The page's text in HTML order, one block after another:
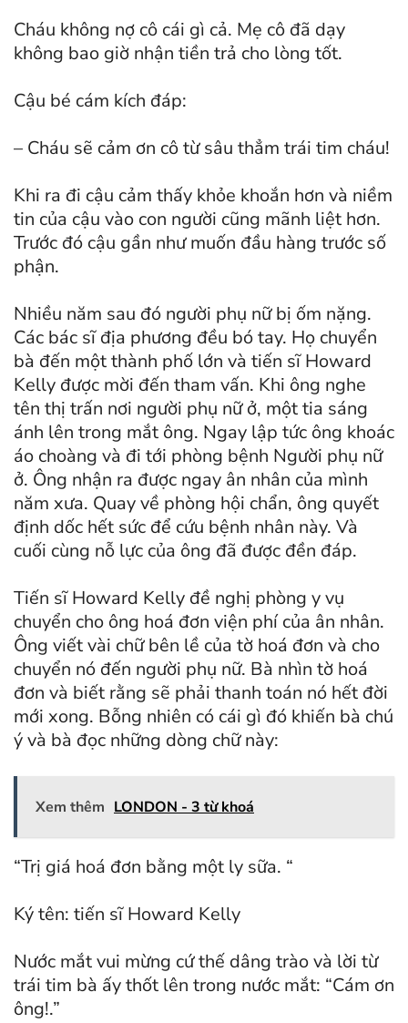
Cháu không nợ cô cái gì cả. Mẹ cô đã dạy
không bao giờ nhận tiền trả cho lòng tốt.
Cậu bé cám kích đáp:
– Cháu sẽ cảm ơn cô từ sâu thẳm trái tim cháu!
Khi ra đi cậu cảm thấy khỏe khoắn hơn và niềm
tin của cậu vào con người cũng mãnh liệt hơn.
Trước đó cậu gần như muốn đầu hàng trước số
phận.
Nhiều năm sau đó người phụ nữ bị ốm nặng.
Các bác sĩ địa phương đều bó tay. Họ chuyển
bà đến một thành phố lớn và tiến sĩ Howard
Kelly được mời đến tham vấn. Khi ông nghe
tên thị trấn nơi người phụ nữ ở, một tia sáng
ánh lên trong mắt ông. Ngay lập tức ông khoác
áo choàng và đi tới phòng bệnh Người phụ nữ
ở. Ông nhận ra được ngay ân nhân của mình
năm xưa. Quay về phòng hội chẩn, ông quyết
định dốc hết sức để cứu bệnh nhân này. Và
cuối cùng nỗ lực của ông đã được đền đáp.
Tiến sĩ Howard Kelly đề nghị phòng y vụ
chuyển cho ông hoá đơn viện phí của ân nhân.
Ông viết vài chữ bên lề của tờ hoá đơn và cho
chuyển nó đến người phụ nữ. Bà nhìn tờ hoá
đơn và biết rằng sẽ phải thanh toán nó hết đời
mới xong. Bỗng nhiên có cái gì đó khiến bà chú
ý và bà đọc những dòng chữ này:
Xem thêm LONDON - 3 từ khoá
“Trị giá hoá đơn bằng một ly sữa. “
Ký tên: tiến sĩ Howard Kelly
Nước mắt vui mừng cứ thế dâng trào và lời từ
trái tim bà ấy thốt lên trong nước mắt: “Cám ơn
ông!.”